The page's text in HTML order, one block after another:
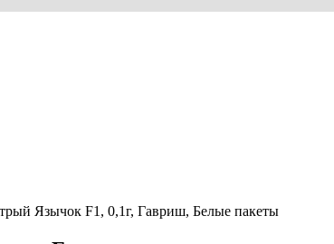
Язычок F1, 0,1г, Гавриш, Белые пакеты